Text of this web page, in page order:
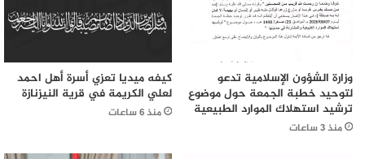
وزارة الشؤون الإسلامية تدعو
لتوحيد خطبة الجمعة حول موضوع
ترشيد استهلاك الموارد الطبيعية
منذ 3 ساعات
كيفه ميديا تعزي أسرة أهل احمد
لعلي الكريمة في قرية النيزنازة
منذ 6 ساعات